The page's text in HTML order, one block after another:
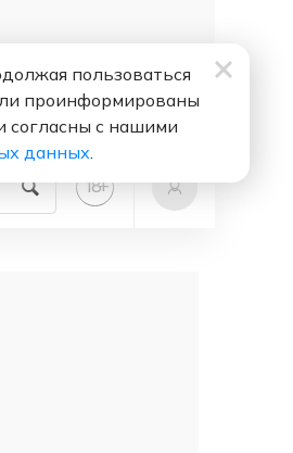
18+
пользоваться
проинформированы
согласны с нашими
данных.